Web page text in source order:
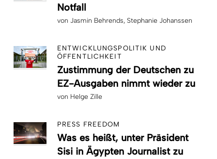
Notfall
von Jasmin Behrends Stephanie Johanssen
ENTWICKLUNGSPOLITIK UND
ÖFFENTLICHKEIT
Zustimmung der Deutschen zu
EZ-Ausgaben nimmt wieder zu
von Helge Zille
PRESS FREEDOM
Was es heißt, unter Präsident
Sisi in Ägypten Journalist zu